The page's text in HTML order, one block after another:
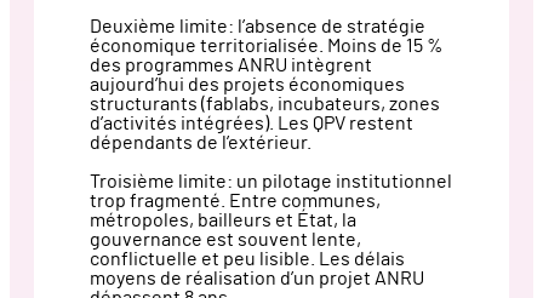
Deuxième limite: l’absence de stratégie
économique territorialisée. Moins de 15 %
des programmes ANRU intègrent
aujourd’hui des projets économiques
structurants (fablabs, incubateurs, zones
d’activités intégrées). Les QPV restent
dépendants de l’extérieur.
Troisième limite: un pilotage institutionnel
trop fragmenté. Entre communes,
métropoles, bailleurs et État, la
gouvernance est souvent lente,
conflictuelle et peu lisible. Les délais
moyens de réalisation d’un projet ANRU